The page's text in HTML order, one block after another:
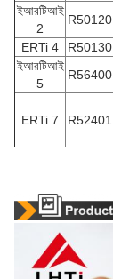
ইআরটিআই
2
R50120
ERTi 4
R50130
ইআরটিআই
5
R56400
ERTi 7 R52401